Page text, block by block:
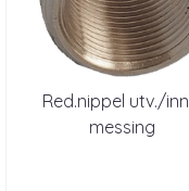
Red.nippel utv./
messing